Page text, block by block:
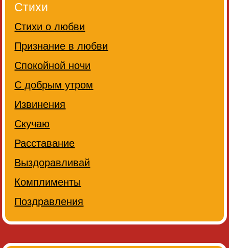
Стихи
Стихи о любви
Признание в любви
Спокойной ночи
С добрым утром
Извинения
Скучаю
Расставание
Выздоравливай
Комплименты
Поздравления